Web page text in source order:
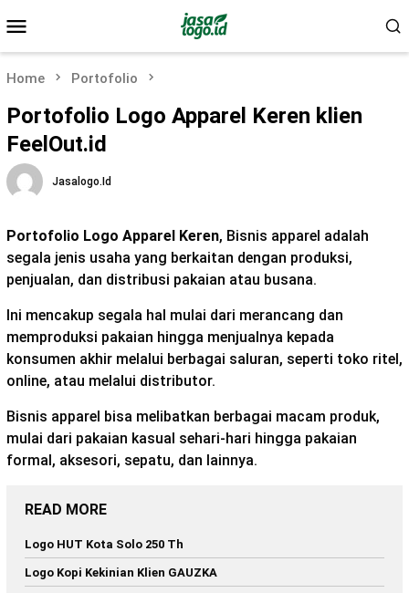
to
contentMenu
Home Portofolio
Portofolio Logo Apparel Keren klien
FeelOut.id
Jasalogo.id
Portofolio Logo Apparel Keren, Bisnis apparel adalah
segala jenis usaha yang berkaitan dengan produksi,
penjualan, dan distribusi pakaian atau busana.
Ini mencakup segala hal mulai dari merancang dan
memproduksi pakaian hingga menjualnya kepada
konsumen akhir melalui berbagai saluran, seperti toko ritel,
online, atau melalui distributor.
Bisnis apparel bisa melibatkan berbagai macam produk,
mulai dari pakaian kasual sehari-hari hingga pakaian
formal, aksesori, sepatu, dan lainnya.
READ MORE
Logo HUT Kota Solo 250 Th
Logo Kopi Kekinian Klien GAUZKA